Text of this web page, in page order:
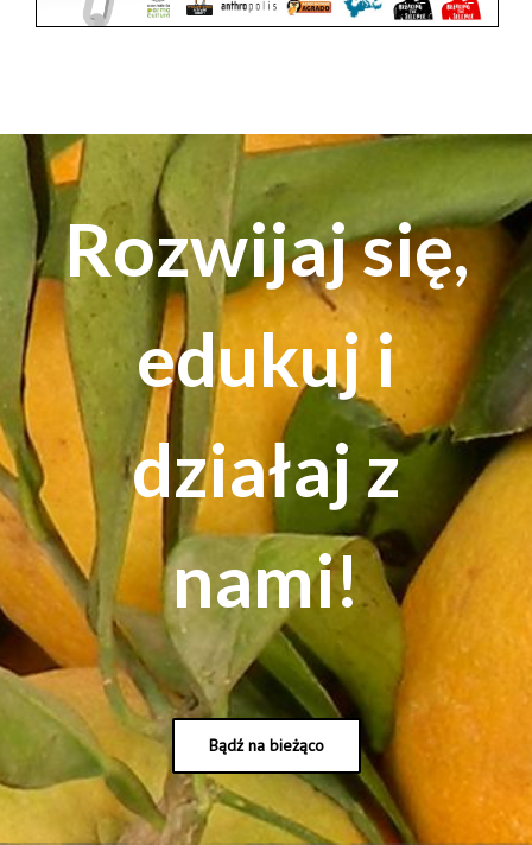
Rozwijaj się,
edukuj i
działaj z
nami!
Bądź na bieżąco